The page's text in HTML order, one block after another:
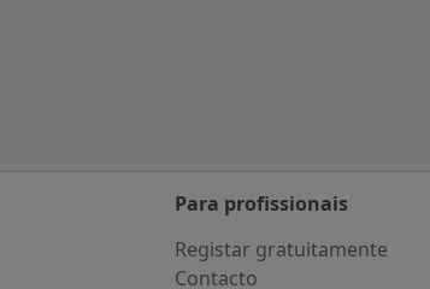
Para profissionais
Registar gratuitamente
Contacto